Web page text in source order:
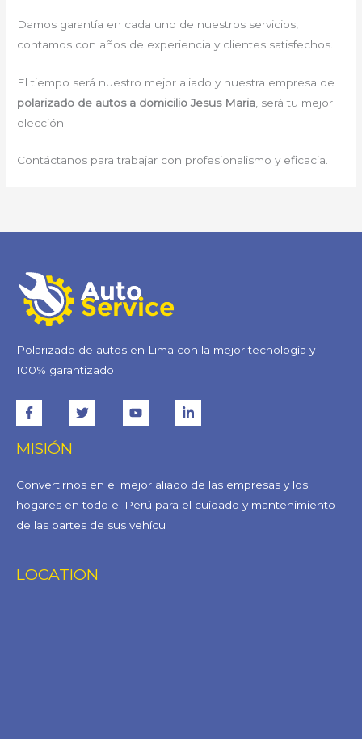
Damos garantía en cada uno de nuestros servicios,
contamos con años de experiencia y clientes satisfechos.
El tiempo será nuestro mejor aliado y nuestra empresa de
polarizado de autos a domicilio Jesus Maria , será tu mejor
elección.
Contáctanos para trabajar con profesionalismo y eficacia.
Polarizado de autos en Lima con la mejor tecnología y
100% garantizado
MISIÓN
Convertirnos en el mejor aliado de las empresas y los
hogares en todo el Perú para el cuidado y mantenimiento
de las partes de sus vehícu
LOCATION